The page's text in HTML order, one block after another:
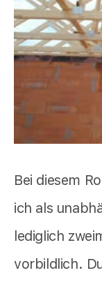
Bei diesem
ich als
lediglich
vorbildlich.